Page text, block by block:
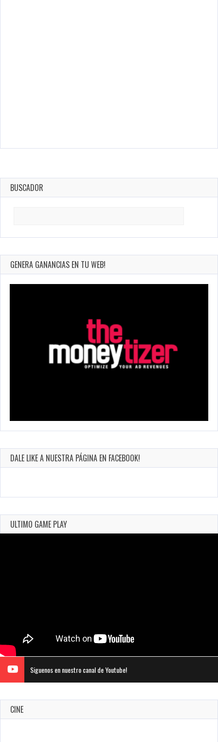
BUSCADOR
GENERA GANANCIAS EN TU WEB!
DALE LIKE A NUESTRA PÁGINA EN FACEBOOK!
ULTIMO GAME PLAY
Siguenos en nuestro canal de Youtube!
CINE